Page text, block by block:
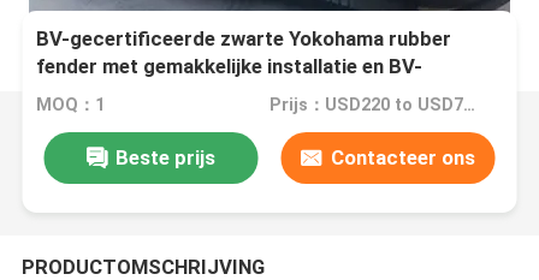
BV-gecertificeerde zwarte Yokohama rubber
fender met gemakkelijke installatie en BV-
certificering
MOQ：1 Prijs：USD220 to USD700 Per Piece
Beste prijs Contacteer ons
PRODUCTOMSCHRIJVING